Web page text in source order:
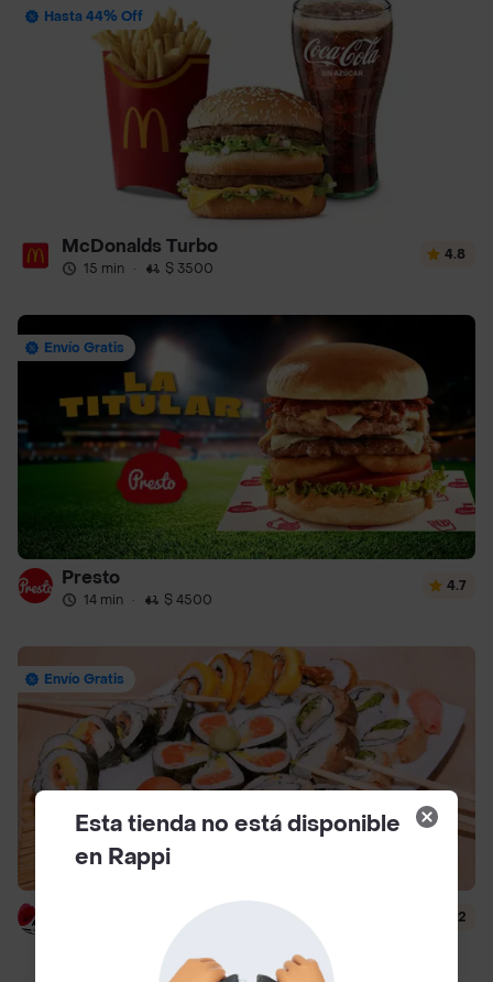
Hasta 44% Off
McDonalds Turbo
15 min · $ 3500
4.8
Envío Gratis
Presto
14 min · $ 4500
4.7
Envío Gratis
$ 6500
4.2
Esta tienda no está disponible
en Rappi